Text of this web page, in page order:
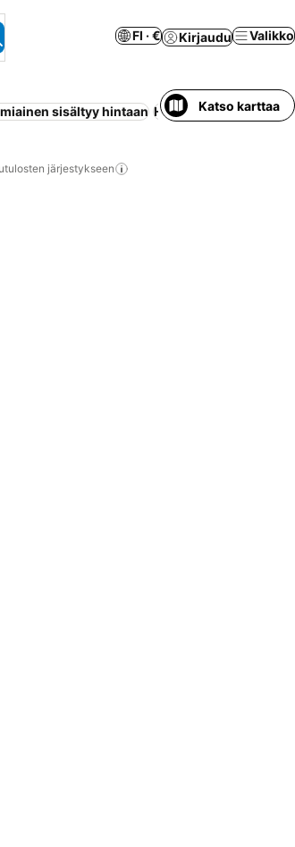
FI · € Kirjaudu Valikko
sisältyy hintaan Huoneisto palveluilla
Katso karttaa
järjestykseen